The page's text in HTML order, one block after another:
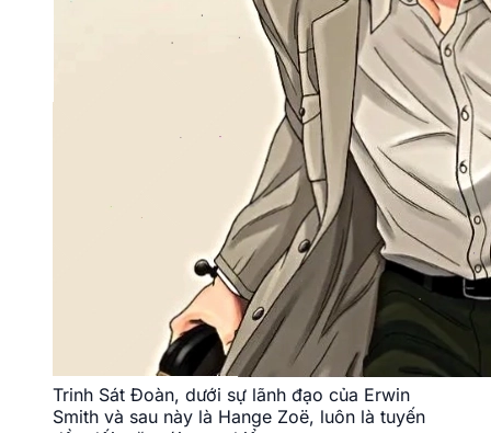
Trinh Sát Đoàn, dưới sự lãnh đạo của Erwin
Smith và sau này là Hange Zoë, luôn là tuyến